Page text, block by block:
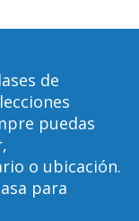
de
puedas
o ubicación.
para